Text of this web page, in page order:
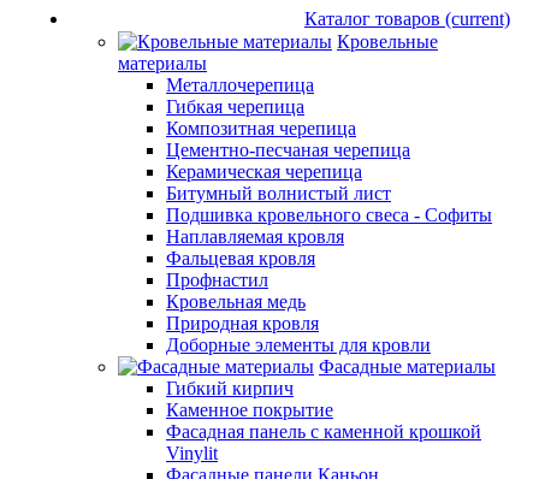
Каталог товаров (current)
Кровельные
материалы
Металлочерепица
Гибкая черепица
Композитная черепица
Цементно-песчаная черепица
Керамическая черепица
Битумный волнистый лист
Подшивка кровельного свеса - Софиты
Наплавляемая кровля
Фальцевая кровля
Профнастил
Кровельная медь
Природная кровля
Доборные элементы для кровли
Фасадные материалы
Гибкий кирпич
Каменное покрытие
Фасадная панель с каменной крошкой
Vinylit
Фасадные панели Каньон